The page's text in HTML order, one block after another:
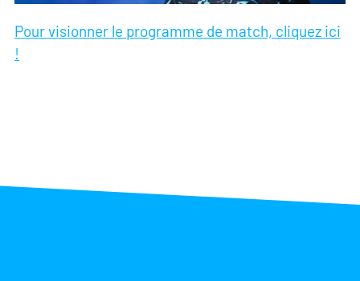
Pour visionner le programme de match, cliquez ici
!